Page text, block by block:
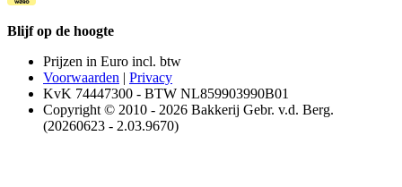
Blijf op de hoogte
Prijzen in Euro incl. btw
Voorwaarden | Privacy
KvK 74447300 - BTW NL859903990B01
Copyright © 2010 - 2026 Bakkerij Gebr. v.d. Berg.
(20260623 - 2.03.9670)